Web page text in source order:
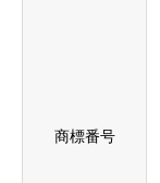
商標番号